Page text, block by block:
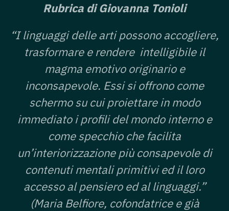
Rubrica di Giovanna Tonioli
“I linguaggi delle arti possono accogliere,
trasformare e rendere intelligibile il
magma emotivo originario e
inconsapevole. Essi si offrono come
schermo su cui proiettare in modo
immediato i profili del mondo interno e
come specchio che facilita
un’interiorizzazione più consapevole di
contenuti mentali primitivi ed il loro
accesso al pensiero ed al linguaggi.”
(Maria Belfiore, cofondatrice e già